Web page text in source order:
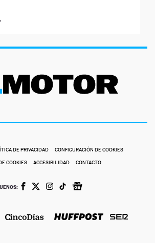
DE PRIVACIDAD CONFIGURACIÓN DE COOKIES
COOKIES ACCESIBILIDAD CONTACTO